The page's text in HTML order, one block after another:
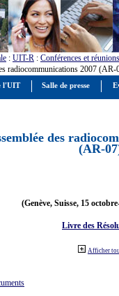
: UIT-R : Conférences et réunions
radiocommunications 2007 (AR-
des
(AR-
(Genève, Suisse, 15
Livre des
Afficher
l'UIT Salle de presse